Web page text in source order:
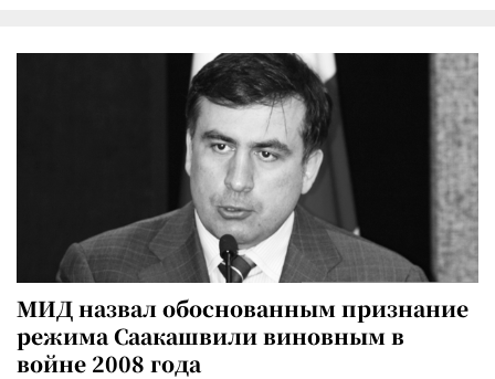
МИД назвал обоснованным признание
режима Саакашвили виновным в
войне 2008 года